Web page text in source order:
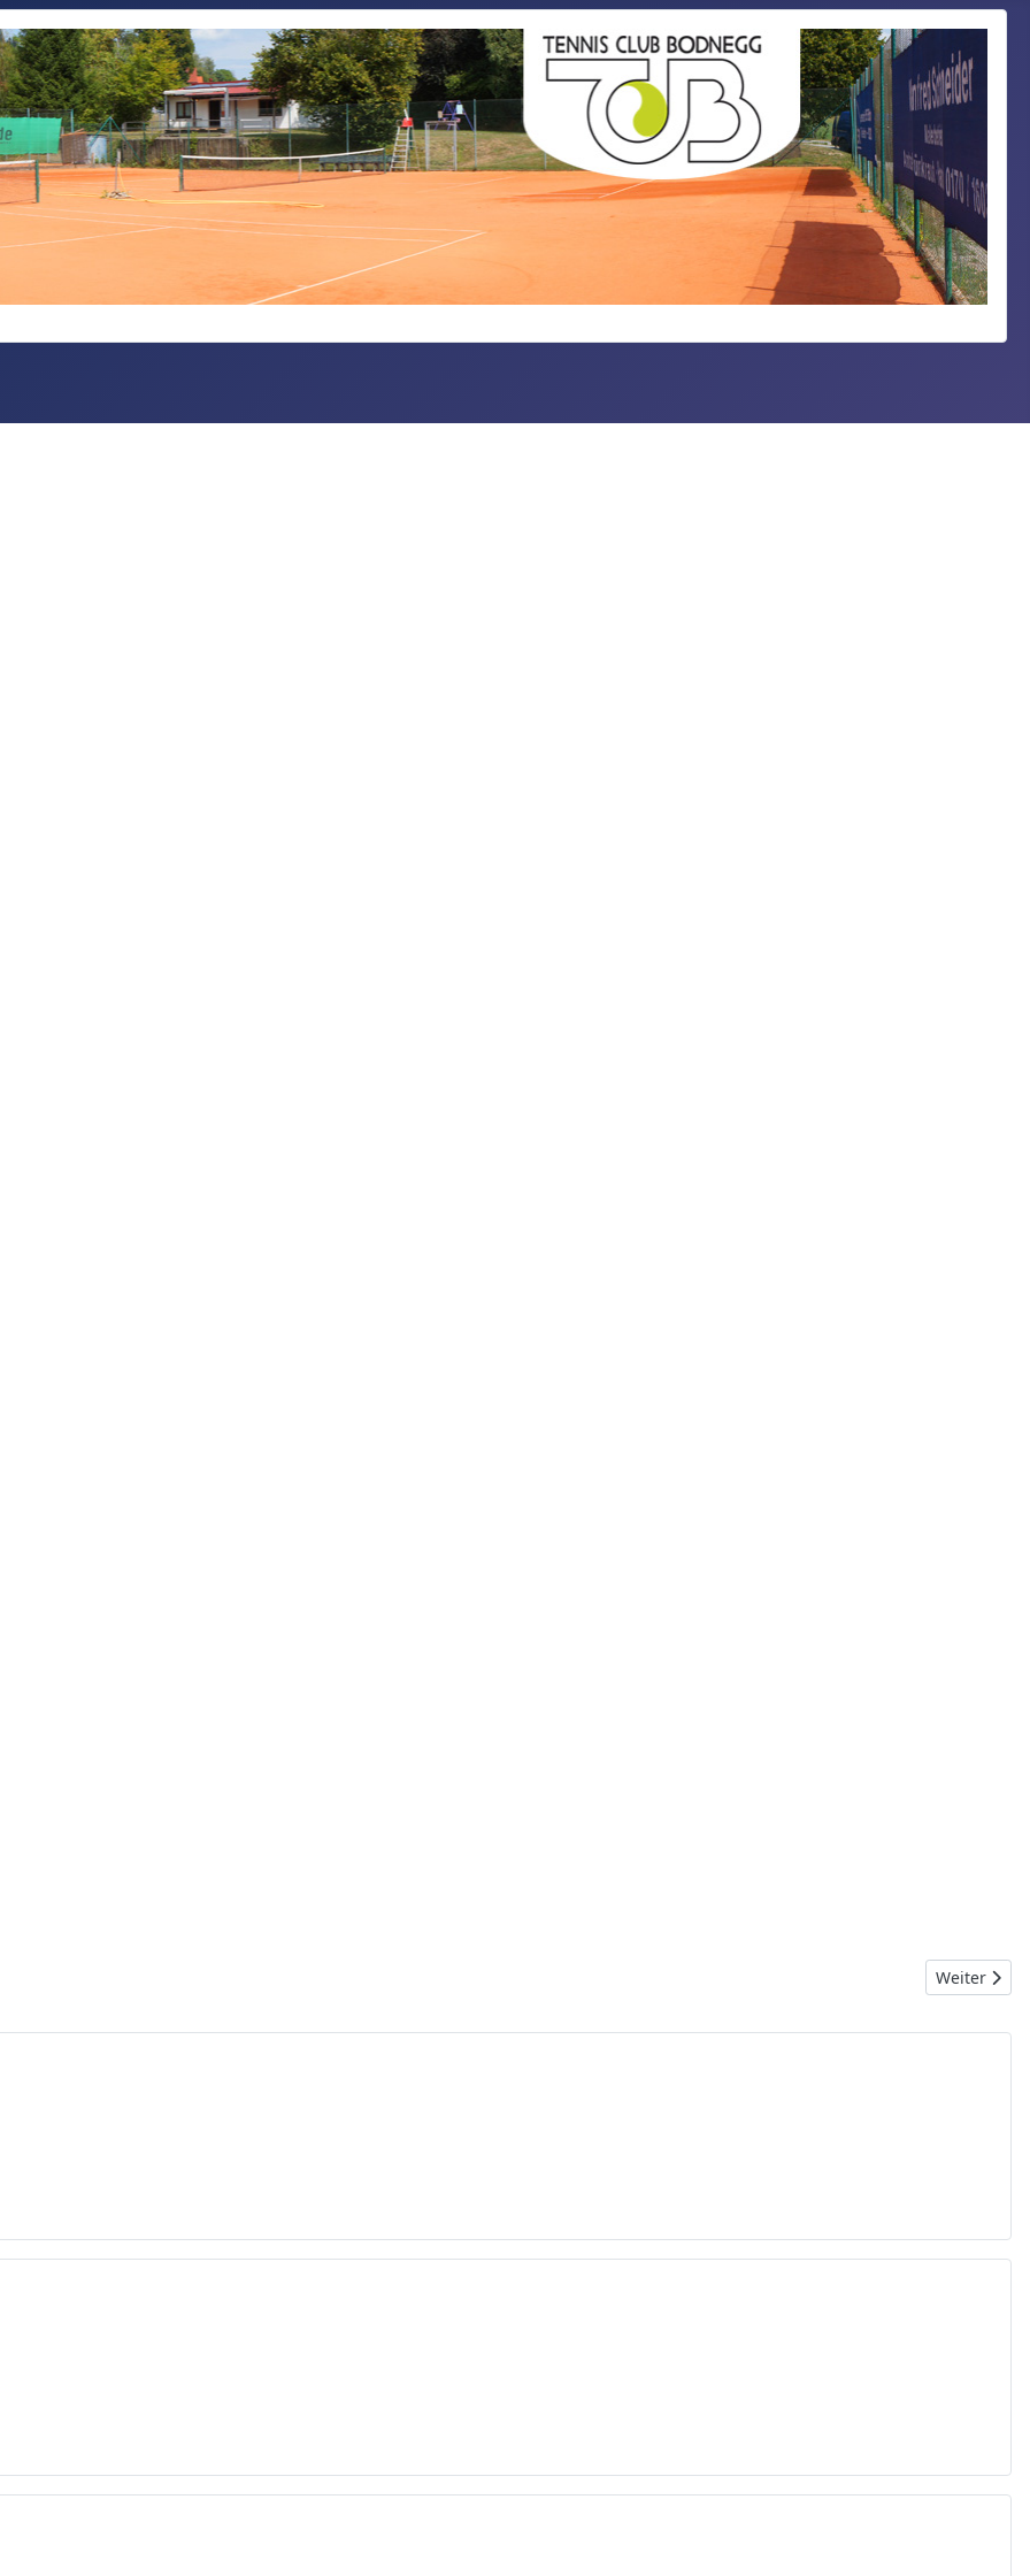
Nächster
Weiter